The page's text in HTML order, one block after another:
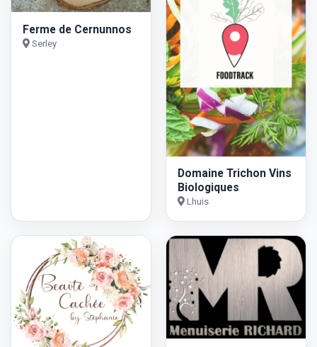
Ferme de Cernunnos
Serley
Domaine Trichon Vins
Biologiques
Lhuis